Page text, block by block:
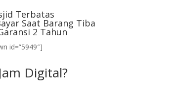
Terbatas
Saat Barang Tiba
2 Tahun
id=”5949″]
Digital?